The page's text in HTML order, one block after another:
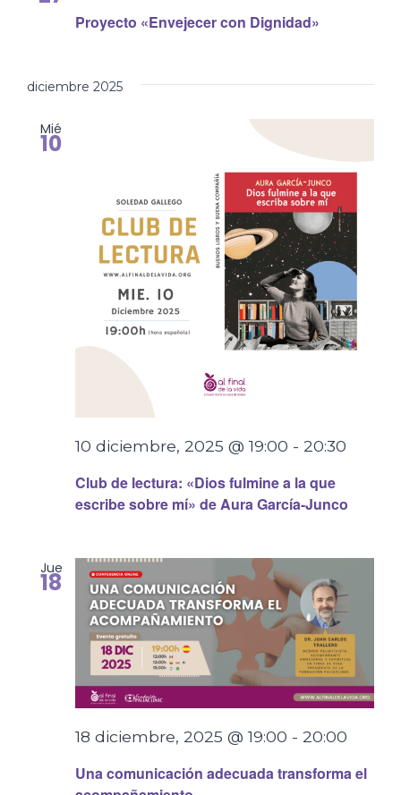
Proyecto «Envejecer con Dignidad»
diciembre 2025
Mié
10
Club de lectura: «Dios fulmine a la que
escribe sobre mí» de Aura García-Junco
10 diciembre, 2025 @ 19:00 - 20:30
Jue
18
Una comunicación adecuada transforma el
18 diciembre, 2025 @ 19:00 - 20:00